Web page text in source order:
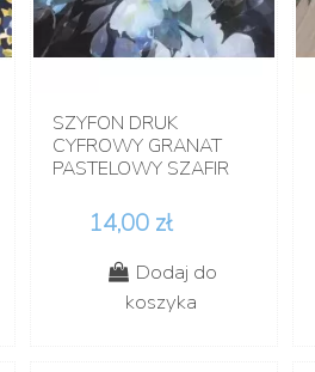
SZYFON DRUK
CYFROWY GRANAT
PASTELOWY SZAFIR
14,00 zł
Dodaj do
koszyka